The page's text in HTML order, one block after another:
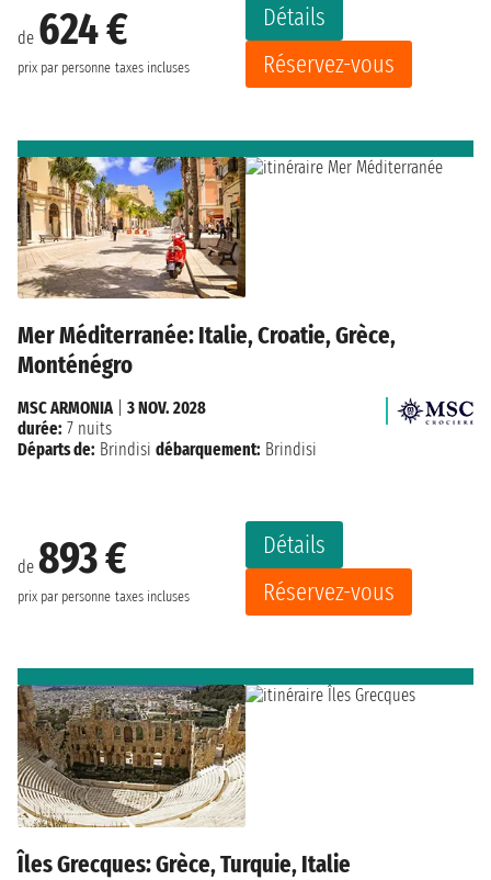
de 624 €
prix par personne taxes incluses
Détails
Réservez-vous
Mer Méditerranée: Italie, Croatie, Grèce,
Monténégro
de 893 €
prix par personne taxes incluses
Détails
Réservez-vous
MSC ARMONIA| 3 NOV. 2028
durée: 7 nuits
Départs de: Brindisi débarquement: Brindisi
Îles Grecques: Grèce, Turquie, Italie